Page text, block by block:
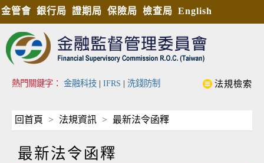
金管會 銀行局 證期局 保險局 檢查局 English
熱門關鍵字： 金融科技 | IFRS | 洗錢防制 法規檢索
回首頁 法規資訊 最新法令函釋
最新法令函釋